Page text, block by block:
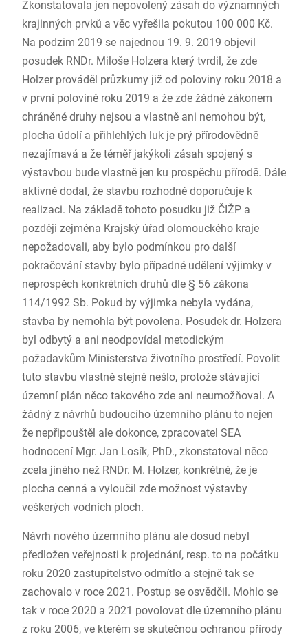
Zkonstatovala jen nepovolený zásah do významných
krajinných prvků a věc vyřešila pokutou 100 000 Kč.
Na podzim 2019 se najednou 19. 9. 2019 objevil
posudek RNDr. Miloše Holzera který tvrdil, že zde
Holzer prováděl průzkumy již od poloviny roku 2018 a
v první polovině roku 2019 a že zde žádné zákonem
chráněné druhy nejsou a vlastně ani nemohou být,
plocha údolí a přihlehlých luk je prý přírodovědně
nezajímavá a že téměř jakýkoli zásah spojený s
výstavbou bude vlastně jen ku prospěchu přírodě. Dále
aktivně dodal, že stavbu rozhodně doporučuje k
realizaci. Na základě tohoto posudku již ČIŽP a
později zejména Krajský úřad olomouckého kraje
nepožadovali, aby bylo podmínkou pro další
pokračování stavby bylo případné udělení výjimky v
neprospěch konkrétních druhů dle § 56 zákona
114/1992 Sb. Pokud by výjimka nebyla vydána,
stavba by nemohla být povolena. Posudek dr. Holzera
byl odbytý a ani neodpovídal metodickým
požadavkům Ministerstva životního prostředí. Povolit
tuto stavbu vlastně stejně nešlo, protože stávající
územní plán něco takového zde ani neumožňoval. A
žádný z návrhů budoucího územního plánu to nejen
že nepřipouštěl ale dokonce, zpracovatel SEA
hodnocení Mgr. Jan Losík, PhD., zkonstatoval něco
zcela jiného než RNDr. M. Holzer, konkrétně, že je
plocha cenná a vyloučil zde možnost výstavby
veškerých vodních ploch.
Návrh nového územního plánu ale dosud nebyl
předložen veřejnosti k projednání, resp. to na počátku
roku 2020 zastupitelstvo odmítlo a stejně tak se
zachovalo v roce 2021. Postup se osvědčil. Mohlo se
tak v roce 2020 a 2021 povolovat dle územního plánu
z roku 2006, ve kterém se skutečnou ochranou přírody